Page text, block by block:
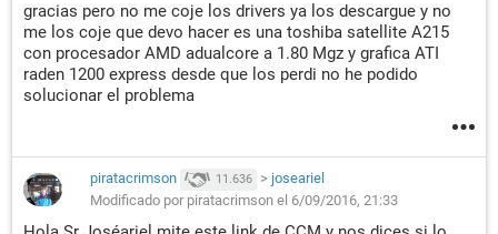
gracias pero no me coje los drivers ya los descargue y no
me los coje que devo hacer es una toshiba satellite A215
con procesador AMD adualcore a 1.80 Mgz y grafica ATI
raden 1200 express desde que los perdi no he podido
solucionar el problema
piratacrimson 11.636 > joseariel
Modificado por piratacrimson el 6/09/2016, 21:33